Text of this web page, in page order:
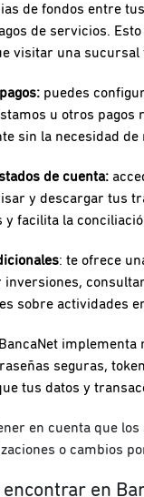
de fondos entre
de servicios.
visitar una sucursal
puedes
u otros pagos
sin la necesidad
de cuenta:
y descargar tus
y facilita la
: te ofrece
sobre actividades
seguras,
tus datos y
en cuenta que
o cambios
encontrar en